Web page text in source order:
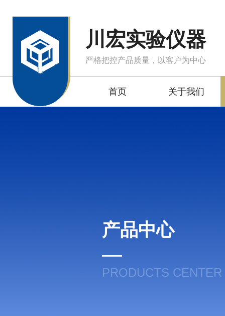
川宏实验仪器
严格把控产品质量，以客户为中心
首页 关于我们
产品中心
PRODUCTS CENTER